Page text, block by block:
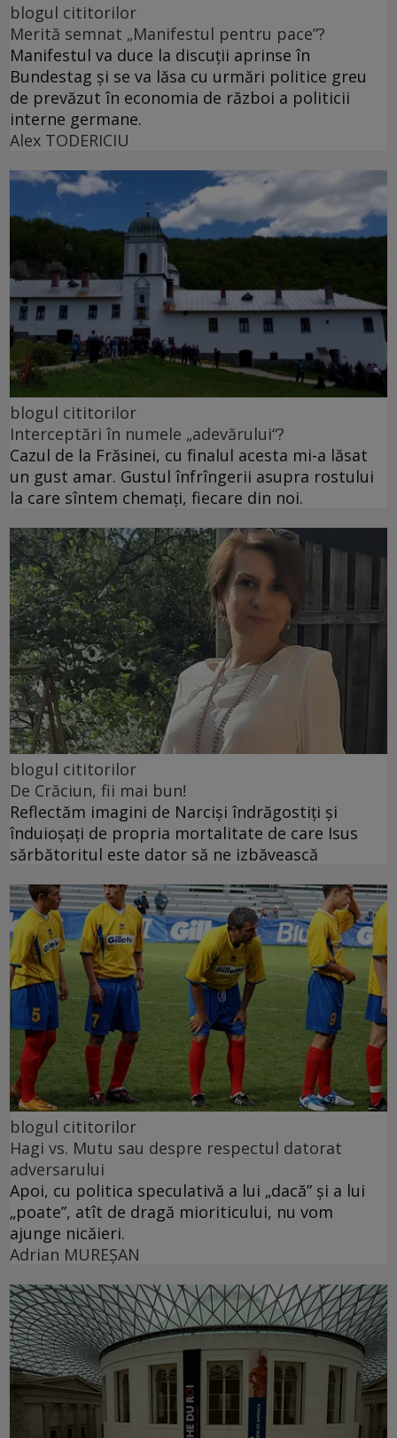
blogul cititorilor
Merită semnat „Manifestul pentru pace”?
Manifestul va duce la discuții aprinse în
Bundestag și se va lăsa cu urmări politice greu
de prevăzut în economia de război a politicii
interne germane.
Alex TODERICIU
blogul cititorilor
Interceptări în numele „adevărului“?
Cazul de la Frăsinei, cu finalul acesta mi-a lăsat
un gust amar. Gustul înfrîngerii asupra rostului
la care sîntem chemați, fiecare din noi.
blogul cititorilor
De Crăciun, fii mai bun!
Reflectăm imagini de Narciși îndrăgostiți și
înduioșați de propria mortalitate de care Isus
sărbătoritul este dator să ne izbăvească
blogul cititorilor
Hagi vs. Mutu sau despre respectul datorat
adversarului
Apoi, cu politica speculativă a lui „dacă” şi a lui
„poate”, atît de dragă mioriticului, nu vom
ajunge nicăieri.
Adrian MUREŞAN